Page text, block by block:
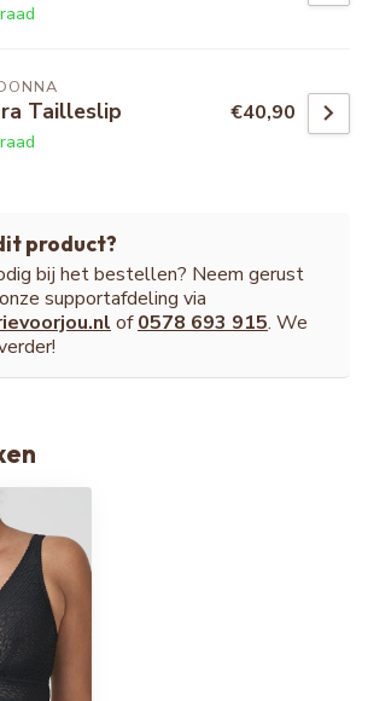
Tailleslip €40,90
product?
bij het bestellen? Neem gerust
supportafdeling via
of0578 693 915. We